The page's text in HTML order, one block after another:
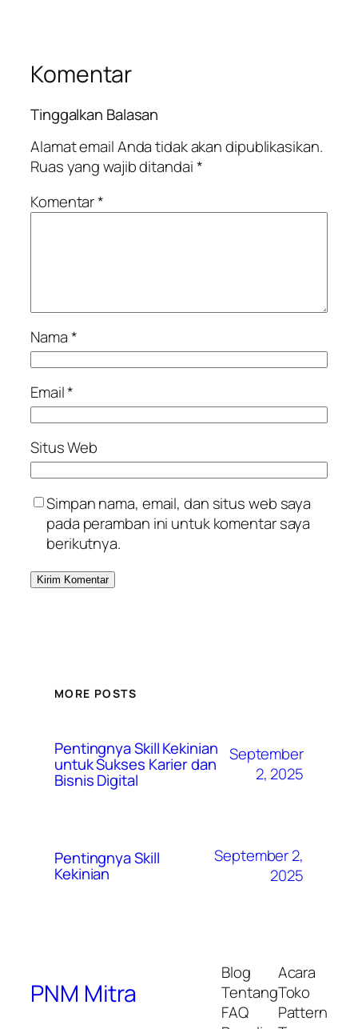
Komentar
Tinggalkan Balasan
Alamat email Anda tidak akan dipublikasikan.
Ruas yang wajib ditandai*
Komentar*
Nama*
Email*
Situs Web
Simpan nama, email, dan situs web saya
pada peramban ini untuk komentar saya
berikutnya.
MORE POSTS
Pentingnya Skill Kekinian
untuk Sukses Karier dan
Bisnis Digital
September
2, 2025
Pentingnya Skill
Kekinian
September 2,
2025
PNM Mitra
Blog
Tentang
FAQ
Acara
Toko
Pattern